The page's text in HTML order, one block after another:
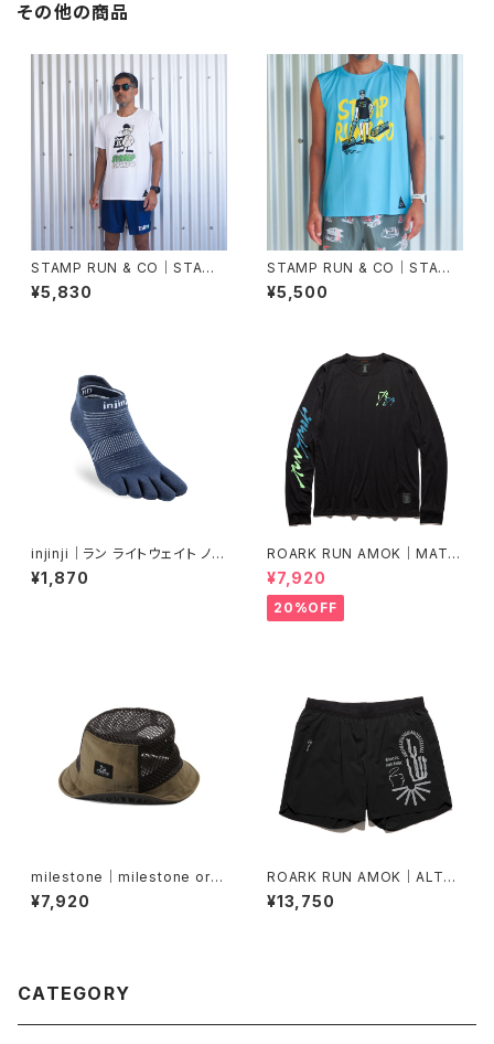
その他の商品
STAMP RUN & CO｜STAMP
GRAPHIC RUN TEE (DIET O
R DIE)
¥5,830
STAMP RUN & CO｜STAMP
GRAPHIC TANK (Support y
our local trails)
¥5,500
injinji｜ラン ライトウェイト ノー
ショー（ネイビー）
¥1,870
ROARK RUN AMOK｜MATHI
S LS col.BLACK FJORD
¥7,920
20%OFF
milestone｜milestone orig
inal cap MSC-025 Denali H
at（ブラウンブラウン）
¥7,920
ROARK RUN AMOK｜ALTA
5" Col.BLACK
¥13,750
CATEGORY